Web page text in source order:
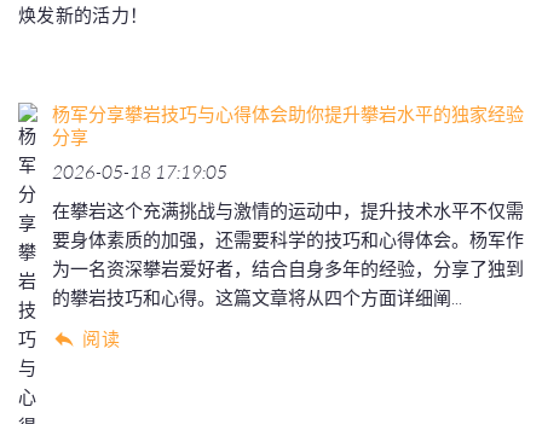
焕发新的活力！
杨军分享攀岩技巧与心得体会助你提升攀岩水平的独家经验
分享
2026-05-18 17:19:05
在攀岩这个充满挑战与激情的运动中，提升技术水平不仅需
要身体素质的加强，还需要科学的技巧和心得体会。杨军作
为一名资深攀岩爱好者，结合自身多年的经验，分享了独到
的攀岩技巧和心得。这篇文章将从四个方面详细阐...
阅读